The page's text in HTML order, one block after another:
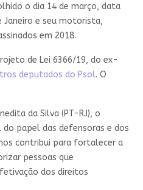
o dia 14 de março, data
Janeiro e seu motorista,
em 2018.
de Lei 6366/19, do ex-
deputados do Psol. O
da Silva (PT-RJ), o
papel das defensoras e dos
contribui para fortalecer a
pessoas que
dos direitos